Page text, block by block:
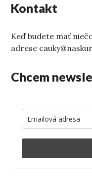
Kontakt
Keď budete mať
adrese
Chcem